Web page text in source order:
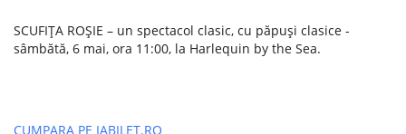
SCUFIȚA ROȘIE – un spectacol clasic, cu păpuși clasice -
sâmbătă, 6 mai, ora 11:00, la Harlequin by the Sea.
CUMPARA PE IABILET.RO